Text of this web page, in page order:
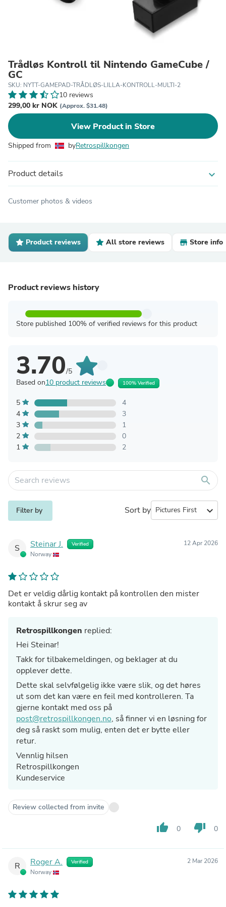
Trådløs Kontroll til Nintendo GameCube /
GC
SKU: NYTT-GAMEPAD-TRÅDLØS-LILLA-KONTROLL-MULTI-2
10 reviews
299,00 kr NOK (Approx. $31.48)
View Product in Store
Shipped from byRetrospillkongen
Product details expand_more
Customer photos & videos
Product reviews All store reviews Store info
Product reviews history
Store published 100% of verified reviews for this product
3.70/5
Based on10 product reviews 100% Verified
5
4
4
3
3
1
2
0
1
2
search
Filter by Sort by expand_more
S Steinar J. Verified
Norway
12 Apr 2026
Det er veldig dårlig kontakt på kontrollen den mister
kontakt å skrur seg av
Retrospillkongen replied:
Hei Steinar!
Takk for tilbakemeldingen, og beklager at du
opplever dette.
Dette skal selvfølgelig ikke være slik, og det høres
ut som det kan være en feil med kontrolleren. Ta
gjerne kontakt med oss på
post@retrospillkongen.no, så finner vi en løsning for
deg så raskt som mulig, enten det er bytte eller
retur.
Vennlig hilsen
Retrospillkongen
Kundeservice
Review collected from invite
thumb_up 0 thumb_down 0
R Roger A. Verified
Norway
2 Mar 2026